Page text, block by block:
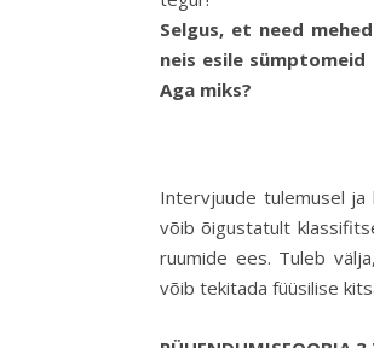
Selgus, et need
neis esile
Aga miks?
Intervjuude tulemusel
võib õigustatult
ruumide ees. Tuleb
võib tekitada füüsilise